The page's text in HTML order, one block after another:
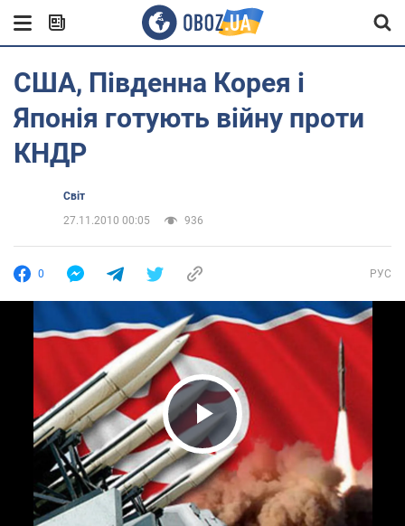
США, Південна Корея і
Японія готують війну проти
КНДР
Світ
27.11.2010 00:05
936
0 РУС
Play Video